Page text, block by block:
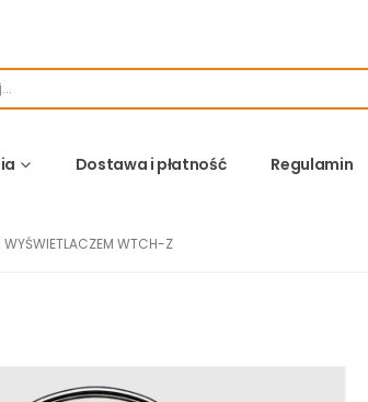
Dostawa i płatność Regulamin
WYŚWIETLACZEM WTCH-Z